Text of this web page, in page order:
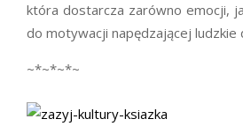
która dostarcza zarówno emocji,
do motywacji napędzającej ludzkie
~*~*~*~